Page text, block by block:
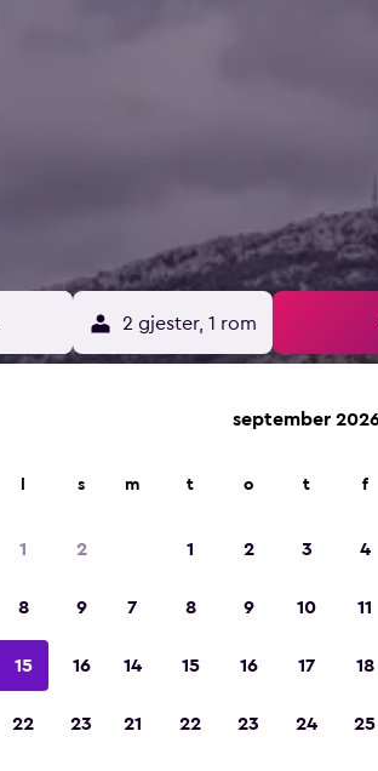
2 gjester, 1 rom
s
1 2
8 9
15 16
22 23
september
m t o t f
1 2 3 4
7 8 9 10 11
14 15 16 17 18
21 22 23 24 25